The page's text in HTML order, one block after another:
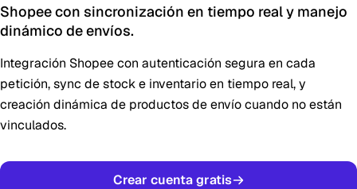
Shopee con sincronización en tiempo real y manejo
dinámico de envíos.
Integración Shopee con autenticación segura en cada
petición, sync de stock e inventario en tiempo real, y
creación dinámica de productos de envío cuando no están
vinculados.
Crear cuenta gratis